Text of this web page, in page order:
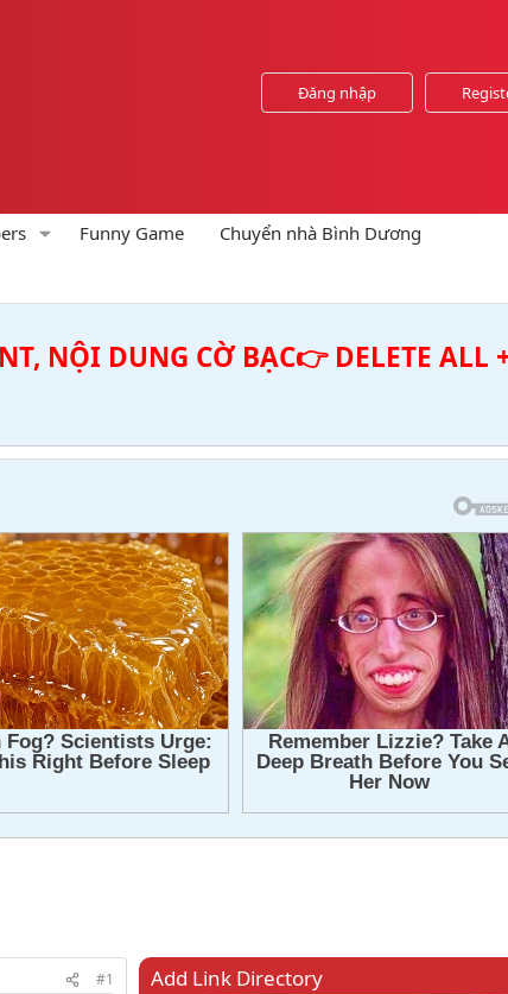
Đăng nhập
Funny Game Chuyển nhà Bình Dương
NỘI DUNG CỜ BẠC👉 DELETE ALL
#1 Add Link Directory